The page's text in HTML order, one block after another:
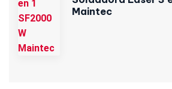
Maintec